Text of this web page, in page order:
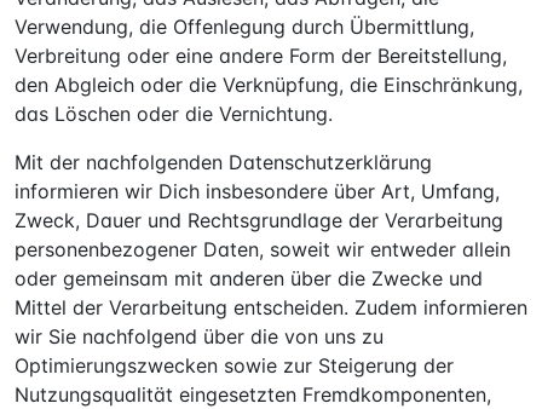
Verwendung, die Offenlegung durch Übermittlung,
Verbreitung oder eine andere Form der Bereitstellung,
den Abgleich oder die Verknüpfung, die Einschränkung,
das Löschen oder die Vernichtung.
Mit der nachfolgenden Datenschutzerklärung
informieren wir Dich insbesondere über Art, Umfang,
Zweck, Dauer und Rechtsgrundlage der Verarbeitung
personenbezogener Daten, soweit wir entweder allein
oder gemeinsam mit anderen über die Zwecke und
Mittel der Verarbeitung entscheiden. Zudem informieren
wir Sie nachfolgend über die von uns zu
Optimierungszwecken sowie zur Steigerung der
Nutzungsqualität eingesetzten Fremdkomponenten,